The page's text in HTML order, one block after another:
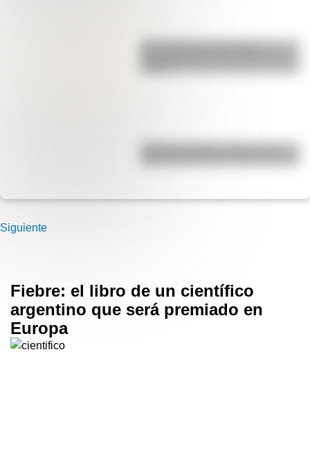
Una infografía descargable
Andes
¿Cómo era Buenos Aires en la
Siguiente
Fiebre: el libro de un científico
argentino que será premiado en
Europa